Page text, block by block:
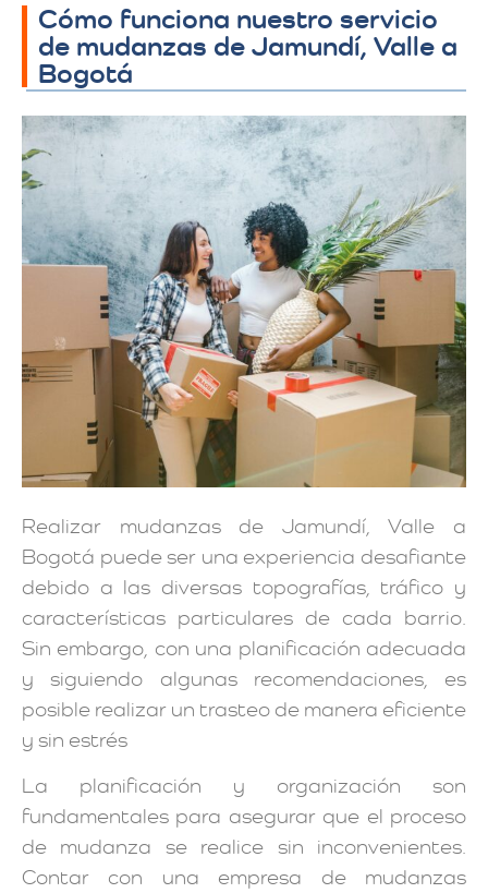
Cómo funciona nuestro servicio
de mudanzas de Jamundí, Valle a
Bogotá
Realizar mudanzas de Jamundí, Valle a
Bogotá puede ser una experiencia desafiante
debido a las diversas topografías, tráfico y
características particulares de cada barrio.
Sin embargo, con una planificación adecuada
y siguiendo algunas recomendaciones, es
posible realizar un trasteo de manera eficiente
y sin estrés
La planificación y organización son
fundamentales para asegurar que el proceso
de mudanza se realice sin inconvenientes.
Contar con una empresa de mudanzas